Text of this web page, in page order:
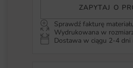
ZAPYTAJ O
Sprawdź fakturę
Wydrukowana w
Dostawa w ciągu 2-4 dni